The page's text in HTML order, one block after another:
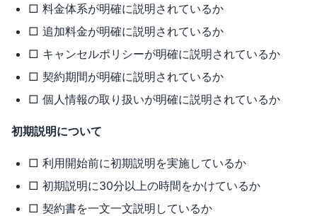
□ 料金体系が明確に説明されているか
□ 追加料金が明確に説明されているか
□ キャンセルポリシーが明確に説明されているか
□ 契約期間が明確に説明されているか
□ 個人情報の取り扱いが明確に説明されているか
初期説明について
□ 利用開始前に初期説明を実施しているか
□ 初期説明に30分以上の時間をかけているか
□ 契約書を一文一文説明しているか